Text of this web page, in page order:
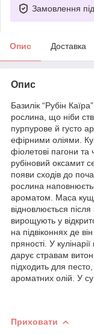
Замовлення
Опис Доставка
Опис
Базилік “Рубін
рослина, що ніби
пурпурове й густо
ефірними оліями.
фіолетові пагони та
рубіновий оксамит
появи сходів до
рослина
ароматом. Маса
відновлюється після
вирощують у
на підвіконнях де
пряності. У
дарує стравам
підходить для
ароматних олій. У
Приховати